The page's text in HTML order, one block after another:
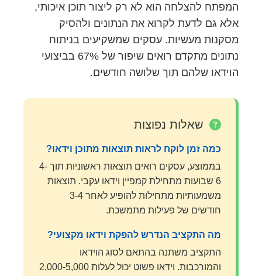
המפתח להצלחה הוא לא רק ליצור תוכן איכותי,
אלא גם לדעת לקרוא את הנתונים ולהסיק
מסקנות מעשיות. עסקים שמשקיעים בניתוח
נתונים מתקדם רואים שיפור של 67% בביצועי
הוידאו שלהם תוך שלושה חודשים.
שאלות נפוצות
כמה זמן לוקח לראות תוצאות מתוכן וידאו?
בממוצע, עסקים רואים תוצאות ראשוניות תוך 4-
6 שבועות מתחילת קמפיין וידאו עקבי. תוצאות
משמעותיות מתחילות להופיע לאחר 3-4
חודשים של פעילות מתמשכת.
מה התקציב הנדרש להפקת וידאו מקצועי?
התקציב משתנה בהתאם לסוג הוידאו
והמורכבות. וידאו פשוט יכול לעלות 2,000-5,000